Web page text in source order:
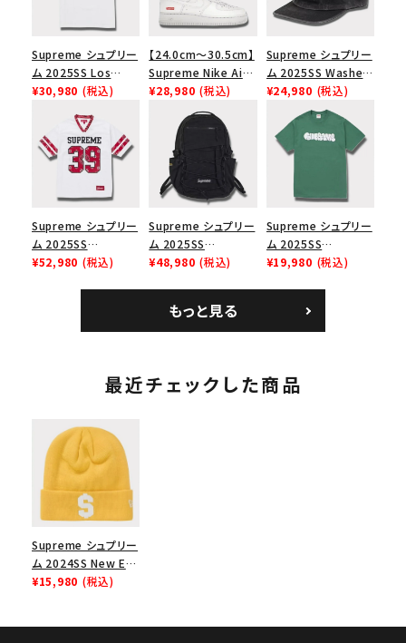
Supreme シュプリー
ム 2025SS Los
Angeles Fire Relief
イヤーリリーフボック
スロゴTシャツ ホワ
イト 白
¥30,980 (税込)
【24.0cm～30.5cm】
Supreme Nike Air
Force 1 Low シュプ
リーム ナイキエアフォ
ース１スニーカー シ
ューズ ホワイト
¥28,980 (税込)
Supreme シュプリー
ム 2025SS Washed
Chino Twill Camp
Cap ウォッシュチノツ
イルキャンプキャップ
ブラック 黒
¥24,980 (税込)
Supreme シュプリー
ム 2025SS
Bandana Football
¥52,980 (税込)
Supreme シュプリー
ム 2025SS
Backpack バックパッ
¥48,980 (税込)
Supreme シュプリー
ム 2025SS
Homerun Tee ホー
¥19,980 (税込)
もっと見る
最近チェックした商品
Supreme シュプリー
ム 2024SS New Era
$ Beanie ニューエラ
¥15,980 (税込)